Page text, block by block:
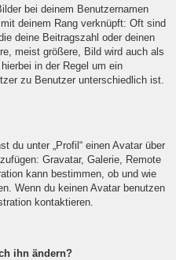
bei deinem Benutzernamen
deinem Rang verknüpft: Oft sind
deine Beitragszahl oder deinen
meist größere, Bild wird auch als
in der Regel um ein
zu Benutzer unterschiedlich ist.
du unter „Profil“ einen Avatar über
Gravatar, Galerie, Remote
kann bestimmen, ob und wie
Wenn du keinen Avatar benutzen
kontaktieren.
ihn ändern?